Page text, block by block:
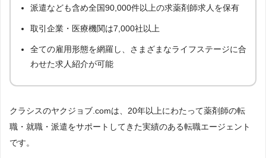
派遣なども含め全国90,000件以上の求薬剤師求人を保有
取引企業・医療機関は7,000社以上
全ての雇用形態を網羅し、さまざまなライフステージに合
わせた求人紹介が可能
クラシスのヤクジョブ.comは、20年以上にわたって薬剤師の転
職・就職・派遣をサポートしてきた実績のある転職エージェント
です。